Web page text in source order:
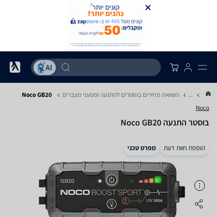
... השוואת מחירים בוסטרים להתנעה ומטעני מצברים Noco GB20
Noco
‏בוסטר התנעה Noco GB20
הוספת חוות דעת מפרט טכני